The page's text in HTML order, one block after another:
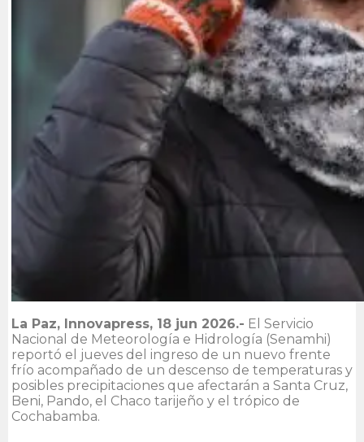
La Paz, Innovapress, 18 jun 2026.- El Servicio
Nacional de Meteorología e Hidrología (Senamhi)
reportó el jueves del ingreso de un nuevo frente
frío acompañado de un descenso de temperaturas y
posibles precipitaciones que afectarán a Santa Cruz,
Beni, Pando, el Chaco tarijeño y el trópico de
Cochabamba.